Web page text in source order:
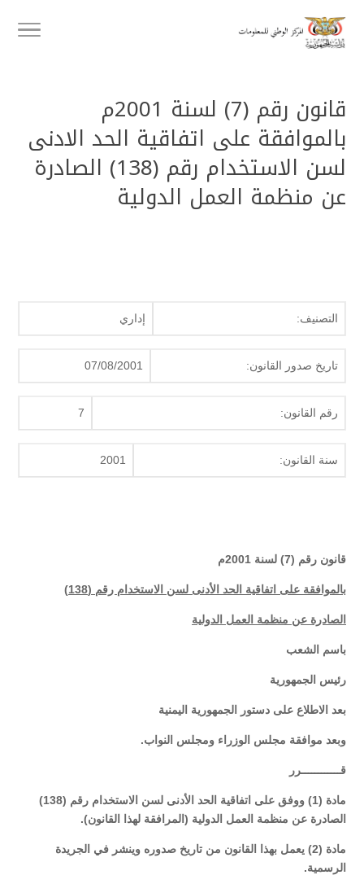
قانون رقم (7) لسنة 2001م
بالموافقة على اتفاقية الحد الادنى
لسن الاستخدام رقم (138) الصادرة
عن منظمة العمل الدولية
التصنيف: إداري
تاريخ صدور القانون: 07/08/2001
رقم القانون: 7
سنة القانون: 2001
قانون رقم (7) لسنة 2001م
بالموافقة على اتفاقية الحد الأدنى لسن الاستخدام رقم (138)
الصادرة عن منظمة العمل الدولية
باسم الشعب
رئيس الجمهورية
بعد الاطلاع على دستور الجمهورية اليمنية
وبعد موافقة مجلس الوزراء ومجلس النواب.
قــــــــــــرر
مادة (1) ووفق على اتفاقية الحد الأدنى لسن الاستخدام رقم (138)
الصادرة عن منظمة العمل الدولية (المرافقة لهذا القانون).
مادة (2) يعمل بهذا القانون من تاريخ صدوره وينشر في الجريدة
الرسمية.